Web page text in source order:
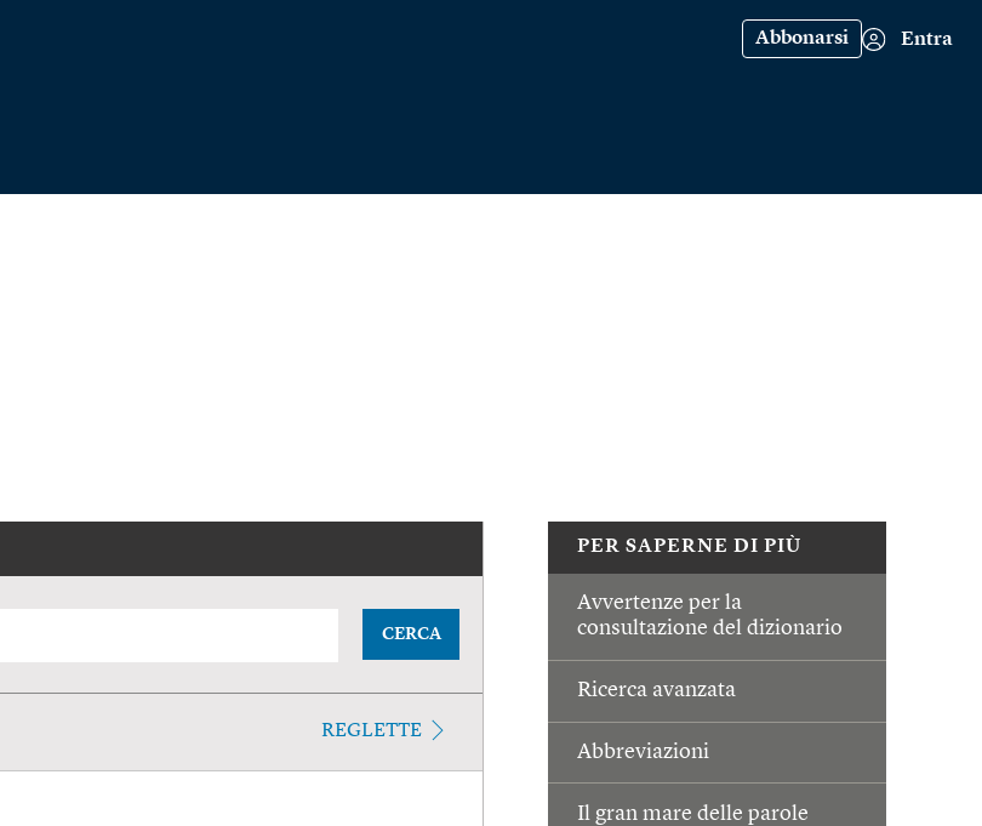
Abbonarsi Entra
PER SAPERNE DI PIÙ
Avvertenze per la
consultazione del dizionario
Ricerca avanzata
Abbreviazioni
Il gran mare delle parole
CERCA
REGLETTE